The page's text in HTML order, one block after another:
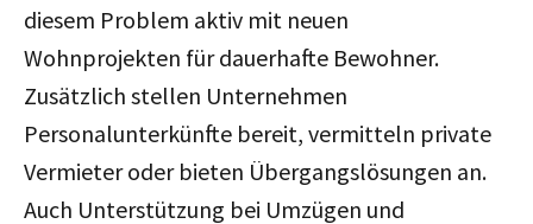
diesem Problem aktiv mit neuen
Wohnprojekten für dauerhafte Bewohner.
Zusätzlich stellen Unternehmen
Personalunterkünfte bereit, vermitteln private
Vermieter oder bieten Übergangslösungen an.
Auch Unterstützung bei Umzügen und